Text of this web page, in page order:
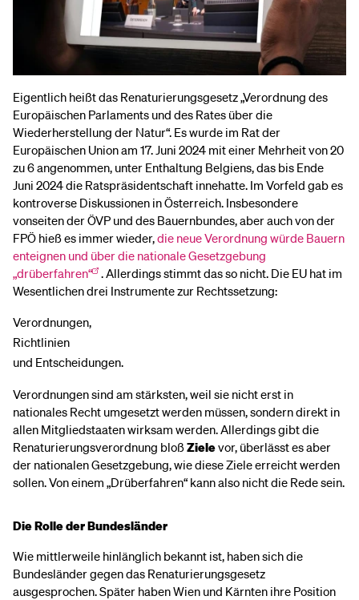
Eigentlich heißt das Renaturierungsgesetz „Verordnung des
Europäischen Parlaments und des Rates über die
Wiederherstellung der Natur“. Es wurde im Rat der
Europäischen Union am 17. Juni 2024 mit einer Mehrheit von 20
zu 6 angenommen, unter Enthaltung Belgiens, das bis Ende
Juni 2024 die Ratspräsidentschaft innehatte. Im Vorfeld gab es
kontroverse Diskussionen in Österreich. Insbesondere
vonseiten der ÖVP und des Bauernbundes, aber auch von der
FPÖ hieß es immer wieder,die neue Verordnung würde Bauern
enteignen und über die nationale Gesetzgebung
„drüberfahren“ . Allerdings stimmt das so nicht. Die EU hat im
Wesentlichen drei Instrumente zur Rechtssetzung:
Verordnungen,
Richtlinien
und Entscheidungen.
Verordnungen sind am stärksten, weil sie nicht erst in
nationales Recht umgesetzt werden müssen, sondern direkt in
allen Mitgliedstaaten wirksam werden. Allerdings gibt die
Renaturierungsverordnung bloßZielevor, überlässt es aber
der nationalen Gesetzgebung, wie diese Ziele erreicht werden
sollen. Von einem „Drüberfahren“ kann also nicht die Rede sein.
Die Rolle der Bundesländer
Wie mittlerweile hinlänglich bekannt ist, haben sich die
Bundesländer gegen das Renaturierungsgesetz
ausgesprochen. Später haben Wien und Kärnten ihre Position